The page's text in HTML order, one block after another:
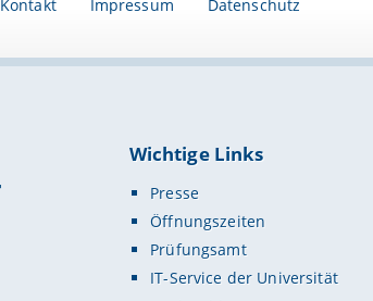
Kontakt Impressum Datenschutz
Wichtige Links
Presse
Öffnungszeiten
Prüfungsamt
IT-Service der Universität